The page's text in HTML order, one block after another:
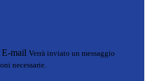
E-mail Verrà inviato un messaggio
necessarie.